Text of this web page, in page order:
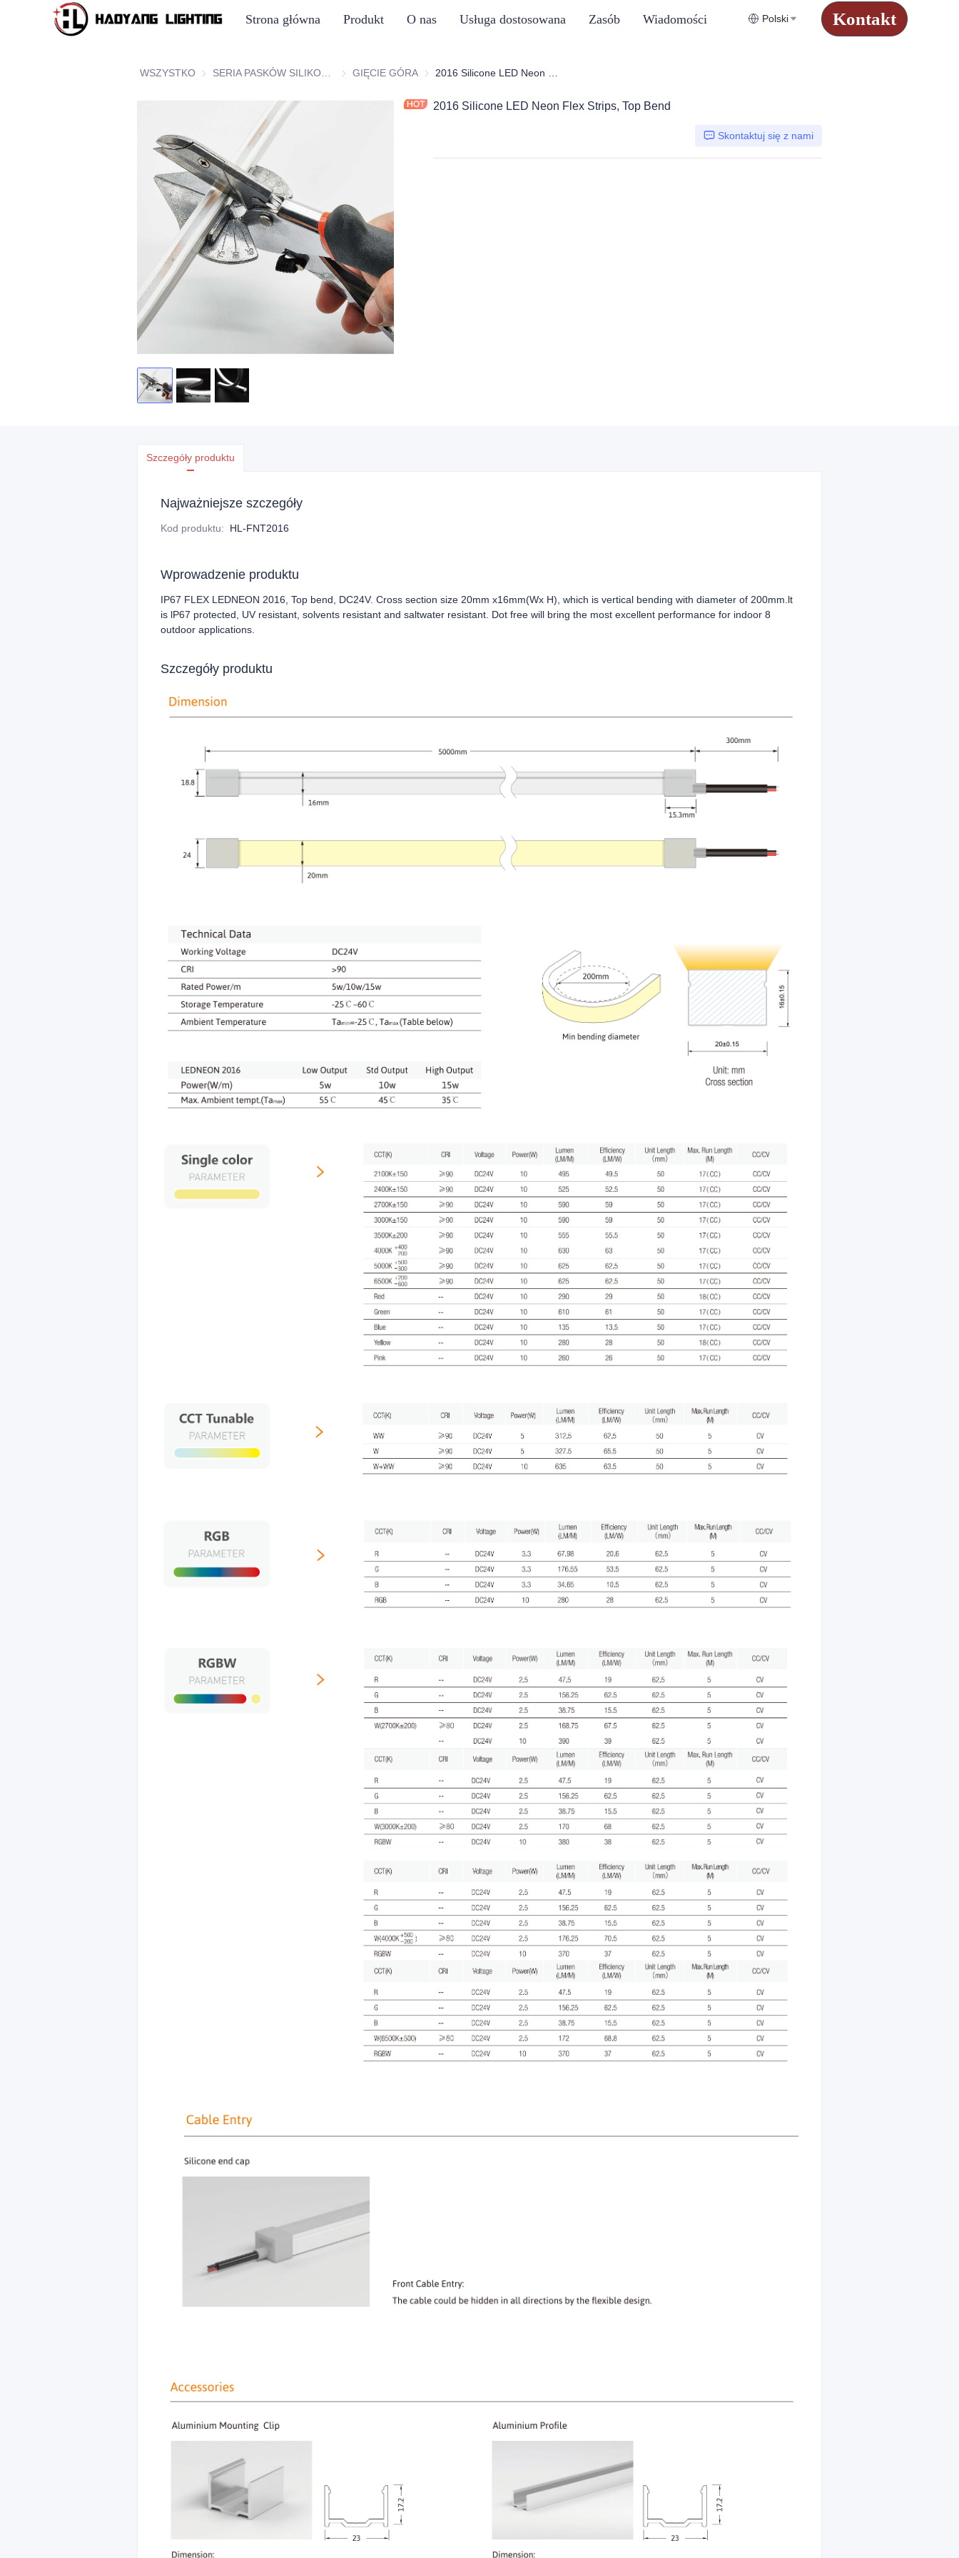
Strona główna Produkt O nas Usługa dostosowana Zasób Wiadomości Polski Kontakt
WSZYSTKO SERIA PASKÓW SILIKONOWYCH NEON
GIĘCIE GÓRA GIĘCIE GÓRA
2016 Silicone LED Neon Flex Strips, Top Bend
Skontaktuj się z nami
Szczegóły produktu
Najważniejsze szczegóły
Kod produktu: HL-FNT2016
Wprowadzenie produktu
IP67 FLEX LEDNEON 2016, Top bend, DC24V. Cross section size 20mm x16mm(Wx H), which is vertical bending with diameter of 200mm.lt
is lP67 protected, UV resistant, solvents resistant and saltwater resistant. Dot free will bring the most excellent performance for indoor 8
outdoor applications.
Szczegóły produktu